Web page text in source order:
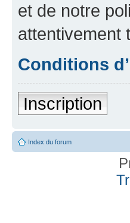
et de notre
attentivement
Conditions
Inscription
Index du forum